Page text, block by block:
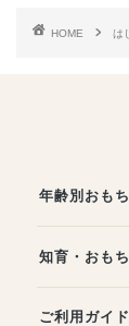
HOME は
年齢別おも
知育・おも
ご利用ガイド